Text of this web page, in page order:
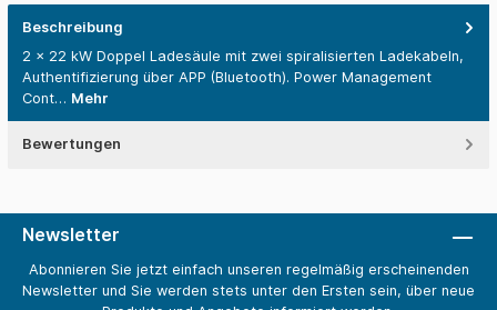
Beschreibung
2 x 22 kW Doppel Ladesäule mit zwei spiralisierten Ladekabeln,
Authentifizierung über APP (Bluetooth). Power Management
Cont… Mehr
Bewertungen
Newsletter
Abonnieren Sie jetzt einfach unseren regelmäßig erscheinenden
Newsletter und Sie werden stets unter den Ersten sein, über neue